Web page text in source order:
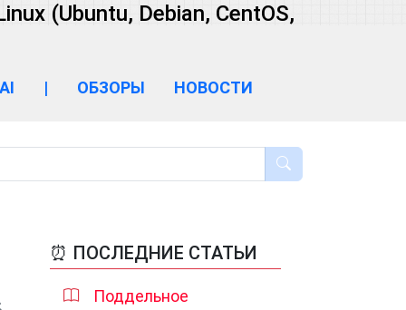
(Ubuntu, Debian, CentOS,
AI | ОБЗОРЫ НОВОСТИ
⏰ ПОСЛЕДНИЕ СТАТЬИ
Поддельное